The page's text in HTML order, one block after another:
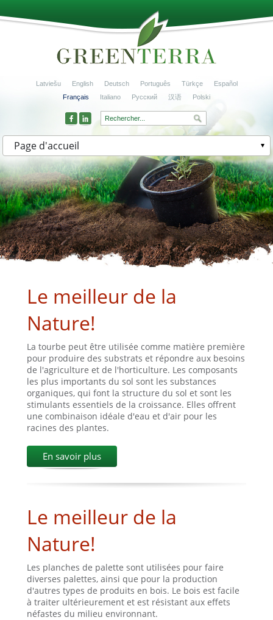
Latviešu English Deutsch Português Türkçe
Español
Français
Italiano Русский 汉语 Polski
Page d'accueil
Le meilleur de la
Nature!
La tourbe peut être utilisée comme matière première
pour produire des substrats et répondre aux besoins
de l'agriculture et de l'horticulture. Les composants
les plus importants du sol sont les substances
organiques, qui font la structure du sol et sont les
stimulants essentiels de la croissance. Elles offrent
une combinaison idéale d'eau et d'air pour les
racines des plantes.
En savoir plus
Le meilleur de la
Nature!
Les planches de palette sont utilisées pour faire
diverses palettes, ainsi que pour la production
d'autres types de produits en bois. Le bois est facile
à traiter ultérieurement et est résistant aux effets
néfastes du milieu environnant.